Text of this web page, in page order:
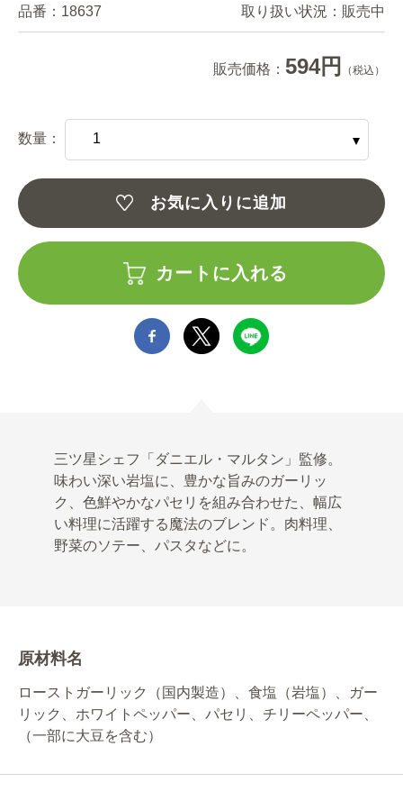
品番： 18637 取り扱い状況： 販売中
販売価格： 594円 （税込）
数量：
お気に入りに追加
カートに入れる
三ツ星シェフ「ダニエル・マルタン」監修。
味わい深い岩塩に、豊かな旨みのガーリッ
ク、色鮮やかなパセリを組み合わせた、幅広
い料理に活躍する魔法のブレンド。肉料理、
野菜のソテー、パスタなどに。
原材料名
ローストガーリック（国内製造）、食塩（岩塩）、ガー
リック、ホワイトペッパー、パセリ、チリーペッパー、
（一部に大豆を含む）